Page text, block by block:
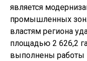
является
промышленных зон.
властям региона
площадью 2 626,2
выполнены работы